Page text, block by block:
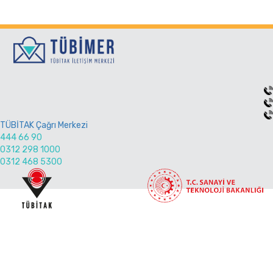
TÜBİTAK Çağrı Merkezi
444 66 90
0312 298 1000
0312 468 5300